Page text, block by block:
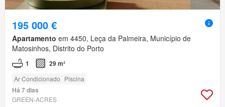
195 000 €
Apartamento em 4450, Leça da Palmeira, Município de
Matosinhos, Distrito do Porto
1 29 m²
Ar Condicionado Piscina
Há 7 dias
GREEN-ACRES